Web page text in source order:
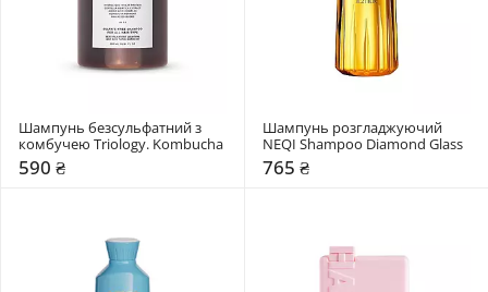
Шампунь безсульфатний з
комбучею Triology. Kombucha
590 ₴
Шампунь розгладжуючий
NEQI Shampoo Diamond Glass
765 ₴